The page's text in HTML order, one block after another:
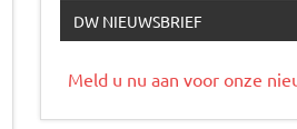
DW NIEUWSBRIEF
Meld u nu aan voor onze